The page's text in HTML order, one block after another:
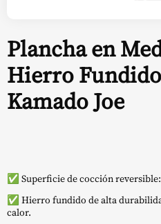
Plancha en
Hierro
Kamado Joe
✅ Superficie de cocción
✅ Hierro fundido de alta
calor.